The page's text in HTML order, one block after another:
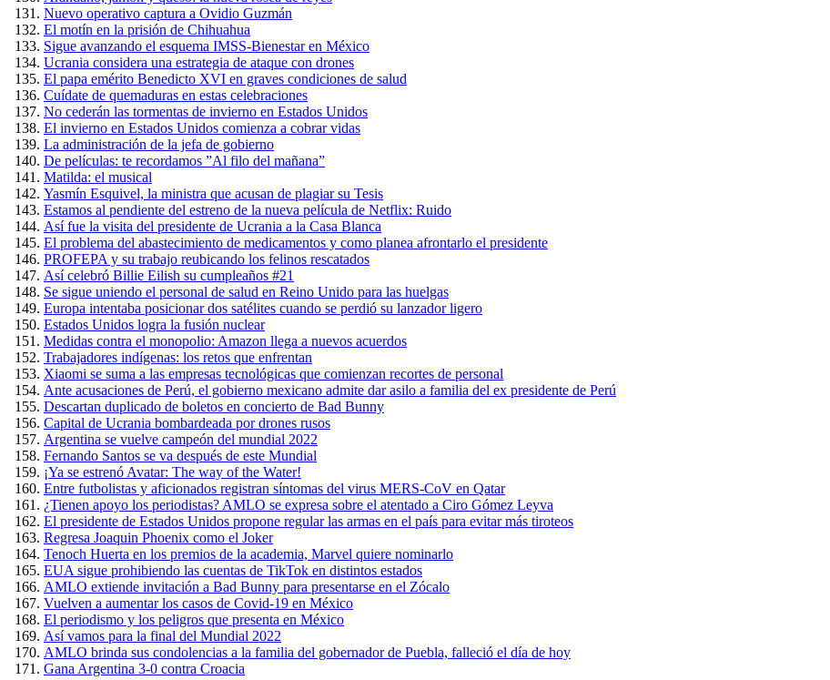
Nuevo operativo captura a Ovidio Guzmán
El motín en la prisión de Chihuahua
Sigue avanzando el esquema IMSS-Bienestar en México
Ucrania considera una estrategia de ataque con drones
El papa emérito Benedicto XVI en graves condiciones de salud
Cuídate de quemaduras en estas celebraciones
No cederán las tormentas de invierno en Estados Unidos
El invierno en Estados Unidos comienza a cobrar vidas
La administración de la jefa de gobierno
De películas: te recordamos ”Al filo del mañana”
Matilda: el musical
Yasmín Esquivel, la ministra que acusan de plagiar su Tesis
Estamos al pendiente del estreno de la nueva película de Netflix: Ruido
Así fue la visita del presidente de Ucrania a la Casa Blanca
El problema del abastecimiento de medicamentos y como planea afrontarlo el presidente
PROFEPA y su trabajo reubicando los felinos rescatados
Así celebró Billie Eilish su cumpleaños #21
Se sigue uniendo el personal de salud en Reino Unido para las huelgas
Europa intentaba posicionar dos satélites cuando se perdió su lanzador ligero
Estados Unidos logra la fusión nuclear
Medidas contra el monopolio: Amazon llega a nuevos acuerdos
Trabajadores indígenas: los retos que enfrentan
Xiaomi se suma a las empresas tecnológicas que comienzan recortes de personal
Ante acusaciones de Perú, el gobierno mexicano admite dar asilo a familia del ex presidente de Perú
Descartan duplicado de boletos en concierto de Bad Bunny
Capital de Ucrania bombardeada por drones rusos
Argentina se vuelve campeón del mundial 2022
Fernando Santos se va después de este Mundial
¡Ya se estrenó Avatar: The way of the Water!
Entre futbolistas y aficionados registran síntomas del virus MERS-CoV en Qatar
¿Tienen apoyo los periodistas? AMLO se expresa sobre el atentado a Ciro Gómez Leyva
El presidente de Estados Unidos propone regular las armas en el país para evitar más tiroteos
Regresa Joaquin Phoenix como el Joker
Tenoch Huerta en los premios de la academia, Marvel quiere nominarlo
EUA sigue prohibiendo las cuentas de TikTok en distintos estados
AMLO extiende invitación a Bad Bunny para presentarse en el Zócalo
Vuelven a aumentar los casos de Covid-19 en México
El periodismo y los peligros que presenta en México
Así vamos para la final del Mundial 2022
AMLO brinda sus condolencias a la familia del gobernador de Puebla, falleció el día de hoy
Gana Argentina 3-0 contra Croacia